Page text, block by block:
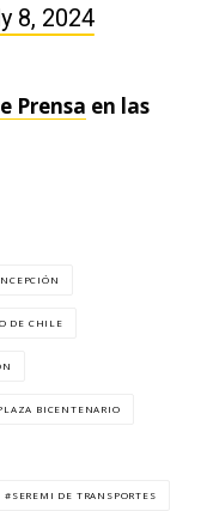
8, 2024
Prensa en las
DE CHILE
BICENTENARIO
SEREMI DE TRANSPORTES